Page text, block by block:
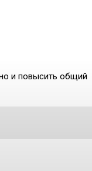
и повысить общий